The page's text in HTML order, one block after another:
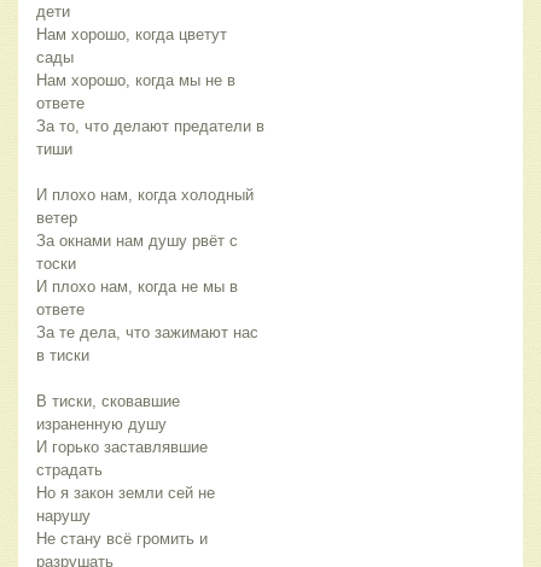
дети
Нам хорошо, когда цветут
сады
Нам хорошо, когда мы не в
ответе
За то, что делают предатели в
тиши
И плохо нам, когда холодный
ветер
За окнами нам душу рвёт с
тоски
И плохо нам, когда не мы в
ответе
За те дела, что зажимают нас
в тиски
В тиски, сковавшие
израненную душу
И горько заставлявшие
страдать
Но я закон земли сей не
нарушу
Не стану всё громить и
разрушать